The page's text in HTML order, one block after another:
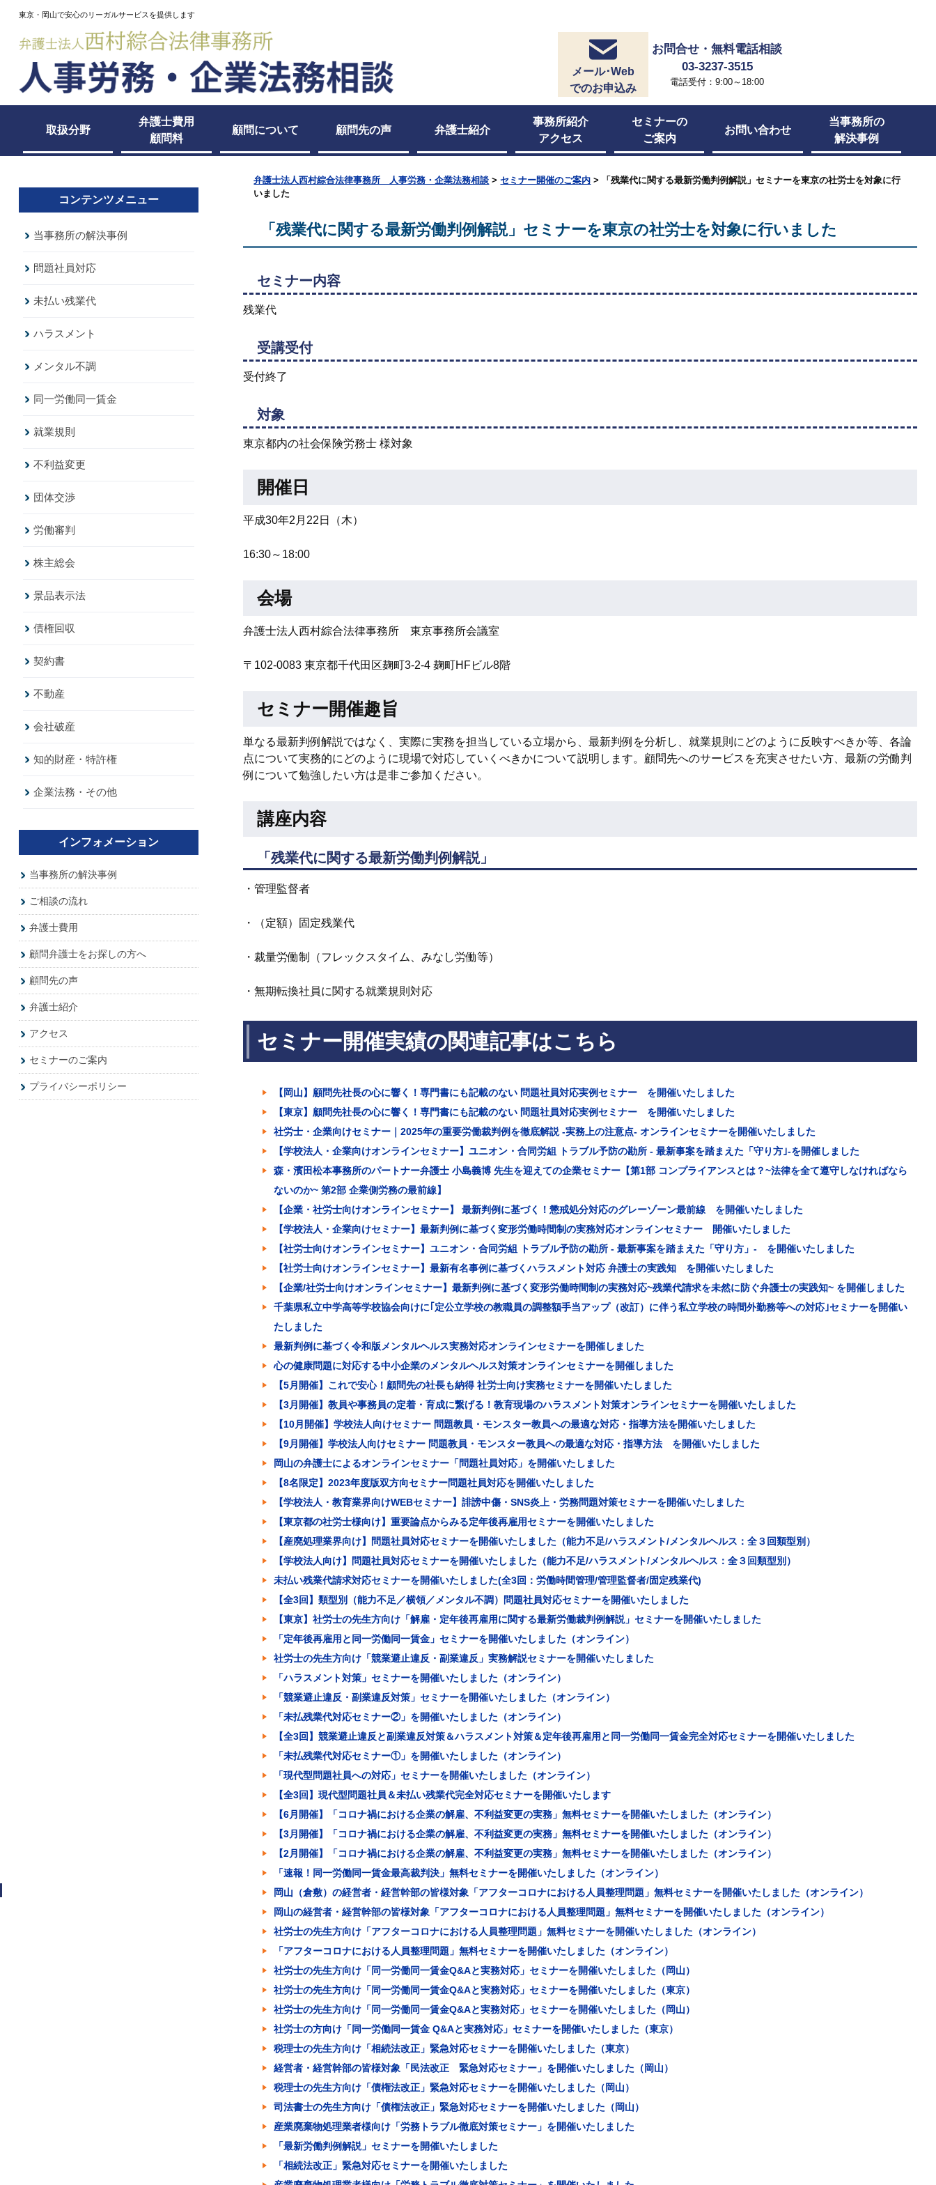
東京・岡山で安心のリーガルサービスを提供します
メール･Web
でのお申込み
お問合せ・無料電話相談
03-3237-3515
電話受付：9:00～18:00
取扱分野
弁護士費用
顧問料
顧問について 顧問先の声 弁護士紹介
事務所紹介
アクセス
セミナーの
ご案内
お問い合わせ
当事務所の
解決事例
弁護士法人西村綜合法律事務所 人事労務・企業法務相談 >セミナー開催のご案内 > 「残業代に関する最新労働判例解説」セミナーを東京の社労士を対象に行
いました
「残業代に関する最新労働判例解説」セミナーを東京の社労士を対象に行いました
セミナー内容
残業代
受講受付
受付終了
対象
東京都内の社会保険労務士 様対象
開催日
平成30年2月22日（木）
16:30～18:00
会場
弁護士法人西村綜合法律事務所 東京事務所会議室
〒102-0083 東京都千代田区麹町3-2-4 麹町HFビル8階
セミナー開催趣旨
単なる最新判例解説ではなく、実際に実務を担当している立場から、最新判例を分析し、就業規則にどのように反映すべきか等、各論
点について実務的にどのように現場で対応していくべきかについて説明します。顧問先へのサービスを充実させたい方、最新の労働判
例について勉強したい方は是非ご参加ください。
講座内容
「残業代に関する最新労働判例解説」
・管理監督者
・（定額）固定残業代
・裁量労働制（フレックスタイム、みなし労働等）
・無期転換社員に関する就業規則対応
セミナー開催実績の関連記事はこちら
【岡山】顧問先社長の心に響く！専門書にも記載のない 問題社員対応実例セミナー を開催いたしました
【東京】顧問先社長の心に響く！専門書にも記載のない 問題社員対応実例セミナー を開催いたしました
社労士・企業向けセミナー｜2025年の重要労働裁判例を徹底解説 -実務上の注意点- オンラインセミナーを開催いたしました
【学校法人・企業向けオンラインセミナー】ユニオン・合同労組 トラブル予防の勘所 - 最新事案を踏まえた「守り方｣-を開催しました
森・濱田松本事務所のパートナー弁護士 小島義博 先生を迎えての企業セミナー【第1部 コンプライアンスとは？~法律を全て遵守しなければなら
ないのか~ 第2部 企業側労務の最前線】
【企業・社労士向けオンラインセミナー】 最新判例に基づく！懲戒処分対応のグレーゾーン最前線 を開催いたしました
【学校法人・企業向けセミナー】最新判例に基づく変形労働時間制の実務対応オンラインセミナー 開催いたしました
【社労士向けオンラインセミナー】ユニオン・合同労組 トラブル予防の勘所 - 最新事案を踏まえた「守り方」- を開催いたしました
【社労士向けオンラインセミナー】最新有名事例に基づくハラスメント対応 弁護士の実践知 を開催いたしました
【企業/社労士向けオンラインセミナー】最新判例に基づく変形労働時間制の実務対応~残業代請求を未然に防ぐ弁護士の実践知~ を開催しました
千葉県私立中学高等学校協会向けに｢定公立学校の教職員の調整額手当アップ（改訂）に伴う私立学校の時間外勤務等への対応｣セミナーを開催い
たしました
最新判例に基づく令和版メンタルヘルス実務対応オンラインセミナーを開催しました
心の健康問題に対応する中小企業のメンタルヘルス対策オンラインセミナーを開催しました
【5月開催】これで安心！顧問先の社長も納得 社労士向け実務セミナーを開催いたしました
【3月開催】教員や事務員の定着・育成に繋げる！教育現場のハラスメント対策オンラインセミナーを開催いたしました
【10月開催】学校法人向けセミナー 問題教員・モンスター教員への最適な対応・指導方法を開催いたしました
【9月開催】学校法人向けセミナー 問題教員・モンスター教員への最適な対応・指導方法 を開催いたしました
岡山の弁護士によるオンラインセミナー「問題社員対応」を開催いたしました
【8名限定】2023年度版双方向セミナー問題社員対応を開催いたしました
【学校法人・教育業界向けWEBセミナー】誹謗中傷・SNS炎上・労務問題対策セミナーを開催いたしました
【東京都の社労士様向け】重要論点からみる定年後再雇用セミナーを開催いたしました
【産廃処理業界向け】問題社員対応セミナーを開催いたしました（能力不足/ハラスメント/メンタルヘルス：全３回類型別）
【学校法人向け】問題社員対応セミナーを開催いたしました（能力不足/ハラスメント/メンタルヘルス：全３回類型別）
未払い残業代請求対応セミナーを開催いたしました(全3回：労働時間管理/管理監督者/固定残業代)
【全3回】類型別（能力不足／横領／メンタル不調）問題社員対応セミナーを開催いたしました
【東京】社労士の先生方向け「解雇・定年後再雇用に関する最新労働裁判例解説」セミナーを開催いたしました
「定年後再雇用と同一労働同一賃金」セミナーを開催いたしました（オンライン）
社労士の先生方向け「競業避止違反・副業違反」実務解説セミナーを開催いたしました
「ハラスメント対策」セミナーを開催いたしました（オンライン）
「競業避止違反・副業違反対策」セミナーを開催いたしました（オンライン）
「未払残業代対応セミナー②」を開催いたしました（オンライン）
【全3回】競業避止違反と副業違反対策＆ハラスメント対策＆定年後再雇用と同一労働同一賃金完全対応セミナーを開催いたしました
「未払残業代対応セミナー①」を開催いたしました（オンライン）
「現代型問題社員への対応」セミナーを開催いたしました（オンライン）
【全3回】現代型問題社員＆未払い残業代完全対応セミナーを開催いたします
【6月開催】「コロナ禍における企業の解雇、不利益変更の実務」無料セミナーを開催いたしました（オンライン）
【3月開催】「コロナ禍における企業の解雇、不利益変更の実務」無料セミナーを開催いたしました（オンライン）
【2月開催】「コロナ禍における企業の解雇、不利益変更の実務」無料セミナーを開催いたしました（オンライン）
「速報！同一労働同一賃金最高裁判決」無料セミナーを開催いたしました（オンライン）
岡山（倉敷）の経営者・経営幹部の皆様対象「アフターコロナにおける人員整理問題」無料セミナーを開催いたしました（オンライン）
岡山の経営者・経営幹部の皆様対象「アフターコロナにおける人員整理問題」無料セミナーを開催いたしました（オンライン）
社労士の先生方向け「アフターコロナにおける人員整理問題」無料セミナーを開催いたしました（オンライン）
「アフターコロナにおける人員整理問題」無料セミナーを開催いたしました（オンライン）
社労士の先生方向け「同一労働同一賃金Q&Aと実務対応」セミナーを開催いたしました（岡山）
社労士の先生方向け「同一労働同一賃金Q&Aと実務対応」セミナーを開催いたしました（東京）
社労士の先生方向け「同一労働同一賃金Q&Aと実務対応」セミナーを開催いたしました（岡山）
社労士の方向け「同一労働同一賃金 Q&Aと実務対応」セミナーを開催いたしました（東京）
税理士の先生方向け「相続法改正」緊急対応セミナーを開催いたしました（東京）
経営者・経営幹部の皆様対象「民法改正 緊急対応セミナー」を開催いたしました（岡山）
税理士の先生方向け「債権法改正」緊急対応セミナーを開催いたしました（岡山）
司法書士の先生方向け「債権法改正」緊急対応セミナーを開催いたしました（岡山）
産業廃棄物処理業者様向け「労務トラブル徹底対策セミナー」を開催いたしました
「最新労働判例解説」セミナーを開催いたしました
「相続法改正」緊急対応セミナーを開催いたしました
コンテンツメニュー
当事務所の解決事例
問題社員対応
未払い残業代
ハラスメント
メンタル不調
同一労働同一賃金
就業規則
不利益変更
団体交渉
労働審判
株主総会
景品表示法
債権回収
契約書
不動産
会社破産
知的財産・特許権
企業法務・その他
インフォメーション
当事務所の解決事例
ご相談の流れ
弁護士費用
顧問弁護士をお探しの方へ
顧問先の声
弁護士紹介
アクセス
セミナーのご案内
プライバシーポリシー